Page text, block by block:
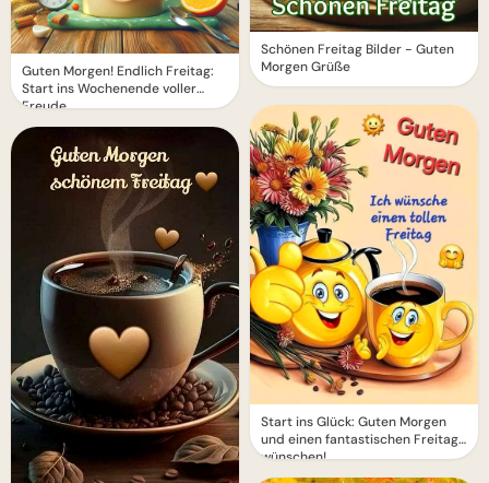
Guten Morgen! Endlich Freitag:
Start ins Wochenende voller
Freude
Schönen Freitag Bilder - Guten
Morgen Grüße
Start ins Glück: Guten Morgen
und einen fantastischen Freitag
wünschen!